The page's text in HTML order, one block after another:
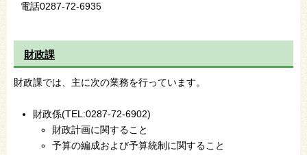
電話0287-72-6935
財政課
財政課では、主に次の業務を行っています。
財政係(TEL:0287-72-6902)
財政計画に関すること
予算の編成および予算統制に関すること